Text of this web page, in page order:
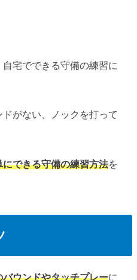
宅でできる守備の練習に
がない、ノックを打って
できる守備の練習方法を
ウンドやタッチプレーに